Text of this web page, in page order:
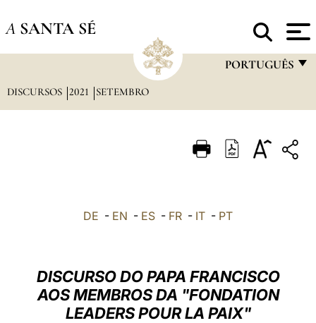
A SANTA SÉ
PORTUGUÊS
ITALIANO
العربيّة
中文
DISCURSOS 2021 SETEMBRO
DE - EN - ES - FR - IT - PT
DISCURSO DO PAPA FRANCISCO
AOS MEMBROS DA "FONDATION
LEADERS POUR LA PAIX"